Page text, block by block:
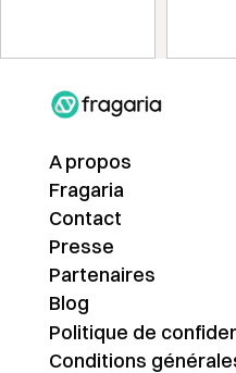
A propos
Fragaria
Contact
Presse
Partenaires
Blog
Politique de
Conditions